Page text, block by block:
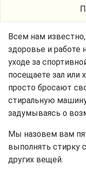
Всем нам
здоровье и работе
уходе за
посещаете зал или
просто бросают
стиральную
задумываясь о
Мы назовем вам
выполнять стирку
других вещей.